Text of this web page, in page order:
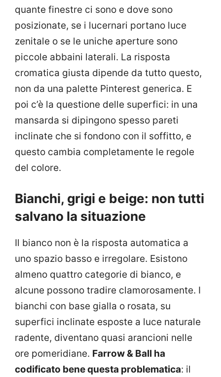
quante finestre ci sono e dove sono
posizionate, se i lucernari portano luce
zenitale o se le uniche aperture sono
piccole abbaini laterali. La risposta
cromatica giusta dipende da tutto questo,
non da una palette Pinterest generica. E
poi c’è la questione delle superfici: in una
mansarda si dipingono spesso pareti
inclinate che si fondono con il soffitto, e
questo cambia completamente le regole
del colore.
Bianchi, grigi e beige: non tutti
salvano la situazione
Il bianco non è la risposta automatica a
uno spazio basso e irregolare. Esistono
almeno quattro categorie di bianco, e
alcune possono tradire clamorosamente. I
bianchi con base gialla o rosata, su
superfici inclinate esposte a luce naturale
radente, diventano quasi arancioni nelle
ore pomeridiane. Farrow & Ball ha
codificato bene questa problematica: il